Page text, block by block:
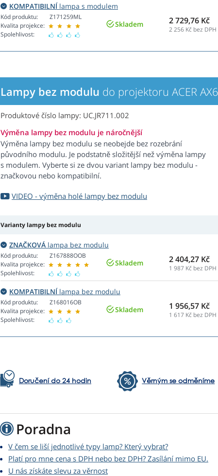
KOMPATIBILNÍlampa s modulem
Kód produktu:
Kvalita projekce:
Spolehlivost:
Z171259ML
Skladem 2 729,76 Kč
2 256 Kč bez DPH
Lampy bez modulu do projektoru ACER
Produktové číslo lampy: UC.JR711.002
Výměna lampy bez modulu je náročnější
Výměna lampy bez modulu se neobejde bez rozebrání
původního modulu. Je podstatně složitější než výměna lampy
s modulem. Vyberte si ze dvou variant lampy bez modulu -
značkovou nebo kompatibilní.
VIDEO - výměna holé lampy bez modulu
Varianty lampy bez modulu
ZNAČKOVÁ lampa bez modulu
Kód produktu:
Kvalita projekce:
Spolehlivost:
Z167888OOB
Skladem 2 404,27 Kč
1 987 Kč bez DPH
KOMPATIBILNÍlampa bez modulu
Kód produktu:
Kvalita projekce:
Spolehlivost:
Z168016OB
Skladem 1 956,57 Kč
1 617 Kč bez DPH
Doručení do 24 hodin Věrným se odměníme
Poradna
V čem se liší jednotlivé typy lamp? Který vybrat?
Platí pro mne cena s DPH nebo bez DPH? Zasílání mimo EU.
U nás získáte slevu za věrnost